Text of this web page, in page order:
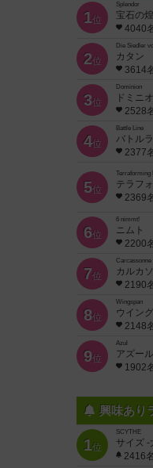
1位
Splendor
宝石の
4040
2位
Die Siedler
カタン
3614
3位
Dominion
ドミニ
2528
4位
Battle Line
バトル
2377
5位
Terraforming
テラフ
2369
6位
6 nimmt!
ニムト
2200
7位
Carcassonne
カルカ
2190
8位
Wingspan
ウイン
2148
9位
Azul
アズール
1902
興味あり
1位
SCYTHE
サイズ -
2416名